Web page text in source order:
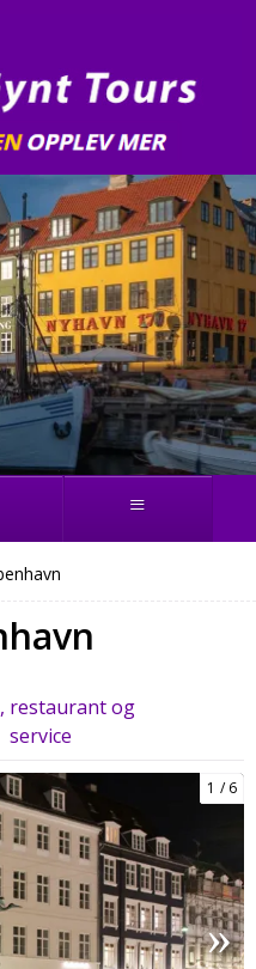
restaurant og
service
1 6